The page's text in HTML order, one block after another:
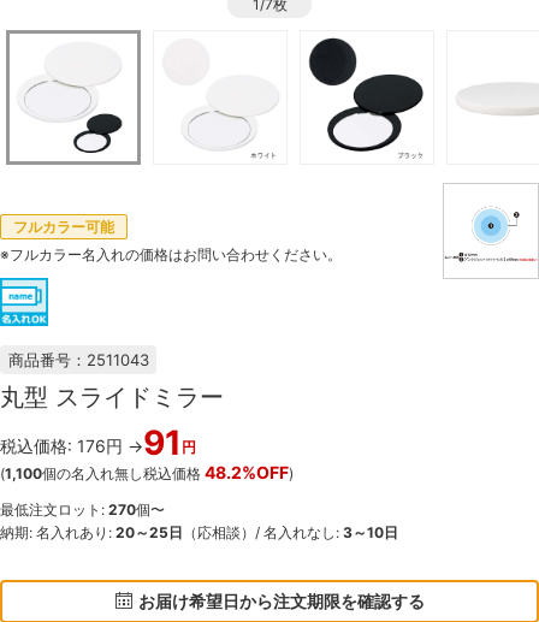
1/7枚
フルカラー可能
※フルカラー名入れの価格はお問い合わせください。
商品番号：2511043
丸型 スライドミラー
税込価格: 176円 →91 円
(1,100個の名入れ無し税込価格 48.2%OFF)
最低注文ロット: 270個〜
納期: 名入れあり: 20～25日 （応相談）/ 名入れなし: 3～10日
お届け希望日から注文期限を確認する